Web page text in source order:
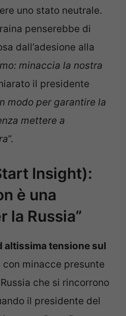
uno stato neutrale.
penserebbe di
dall’adesione alla
minaccia la nostra
il presidente
modo per garantire la
mettere a
”.
Insight):
è una
la Russia”
altissima tensione sul
con minacce presunte
che si rincorrono
il presidente del